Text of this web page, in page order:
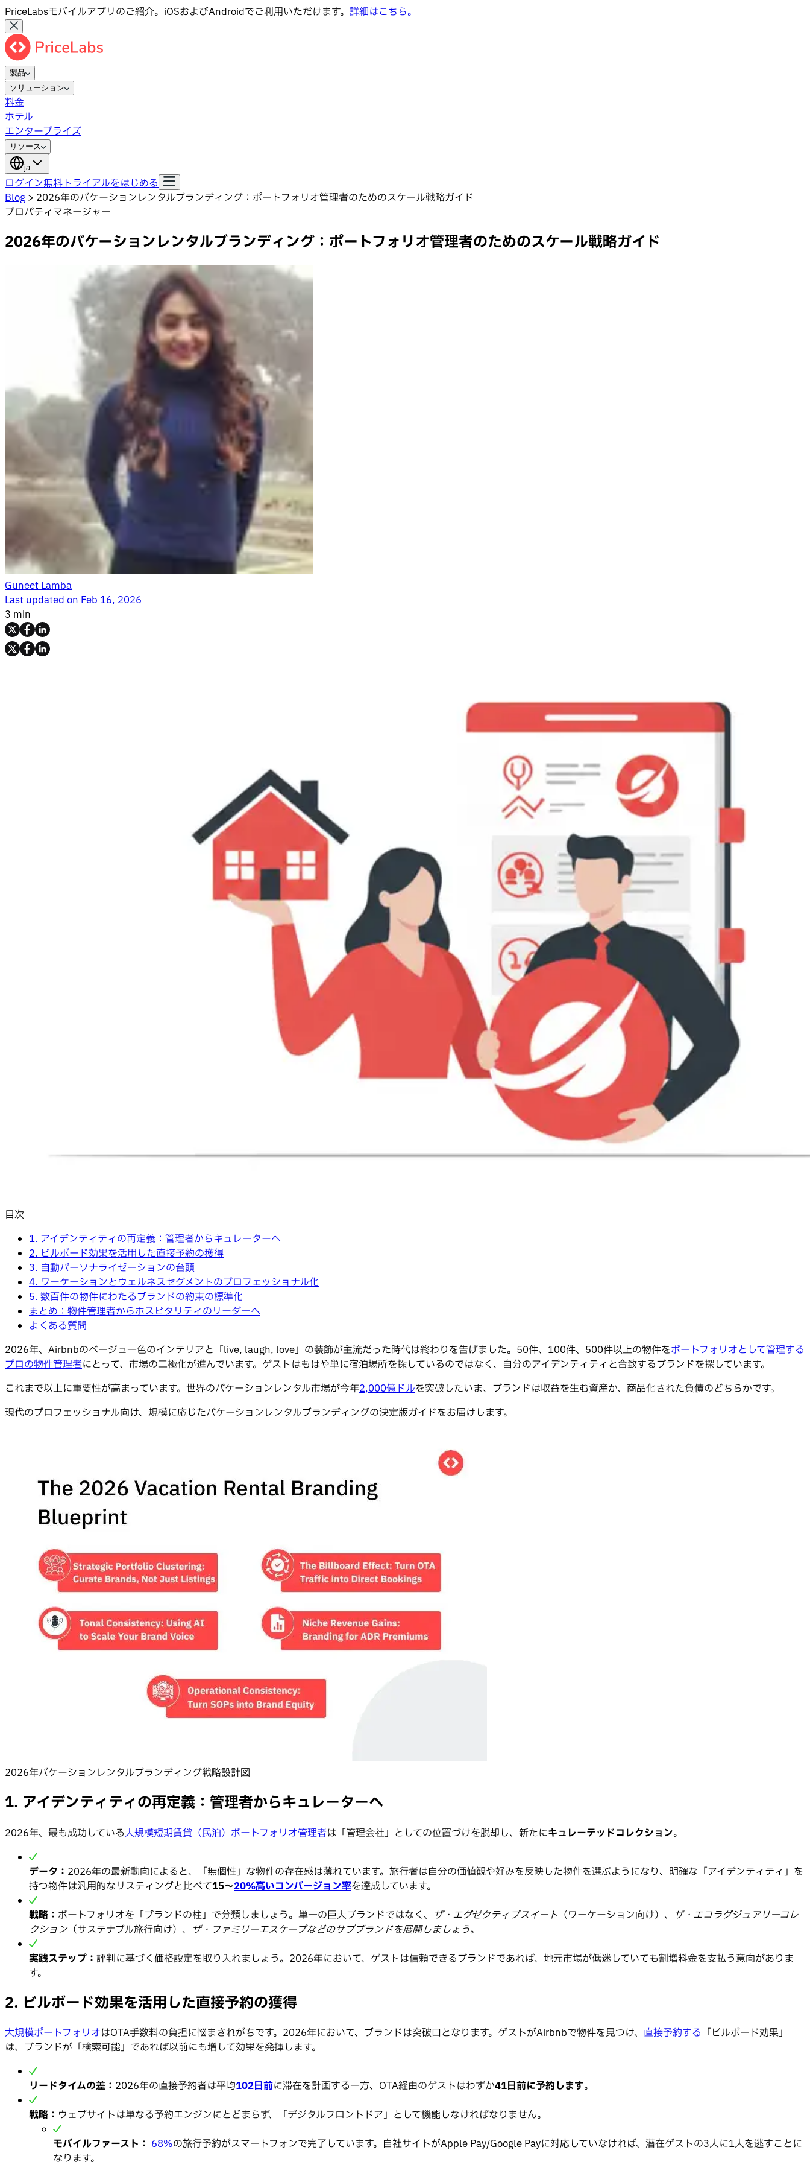
PriceLabsモバイルアプリのご紹介。iOSおよびAndroidでご利用いただけます。 詳細はこちら。
製品
ソリューション
料金
ホテル
エンタープライズ
リソース
ja
ログイン無料トライアルをはじめる
Blog > 2026年のバケーションレンタルブランディング：ポートフォリオ管理者のためのスケール戦略ガイド
プロパティマネージャー
2026年のバケーションレンタルブランディング：ポートフォリオ管理者のためのスケール戦略ガイド
Guneet Lamba
Last updated onFeb 16, 2026
3 min
目次
1. アイデンティティの再定義：管理者からキュレーターへ
2. ビルボード効果を活用した直接予約の獲得
3. 自動パーソナライゼーションの台頭
4. ワーケーションとウェルネスセグメントのプロフェッショナル化
5. 数百件の物件にわたるブランドの約束の標準化
まとめ：物件管理者からホスピタリティのリーダーへ
よくある質問
2026年、Airbnbのベージュ一色のインテリアと「live, laugh, love」の装飾が主流だった時代は終わりを告げました。50件、100件、500件以上の物件をポートフォリオとして管理する
プロの物件管理者にとって、市場の二極化が進んでいます。ゲストはもはや単に宿泊場所を探しているのではなく、自分のアイデンティティと合致するブランドを探しています。
これまで以上に重要性が高まっています。世界のバケーションレンタル市場が今年2,000億ドルを突破したいま、ブランドは収益を生む資産か、商品化された負債のどちらかです。
現代のプロフェッショナル向け、規模に応じたバケーションレンタルブランディングの決定版ガイドをお届けします。
2026年バケーションレンタルブランディング戦略設計図
1. アイデンティティの再定義：管理者からキュレーターへ
2026年、最も成功している大規模短期賃貸（民泊）ポートフォリオ管理者は「管理会社」としての位置づけを脱却し、新たにキュレーテッドコレクション。
データ： 2026年の最新動向によると、「無個性」な物件の存在感は薄れています。旅行者は自分の価値観や好みを反映した物件を選ぶようになり、明確な「アイデンティティ」を
持つ物件は汎用的なリスティングと比べて15〜20%高いコンバージョン率を達成しています。
戦略： ポートフォリオを「ブランドの柱」で分類しましょう。単一の巨大ブランドではなく、 ザ・エグゼクティブスイート （ワーケーション向け）、 ザ・エコラグジュアリーコレ
クション（サステナブル旅行向け）、 ザ・ファミリーエスケープなどのサブブランドを展開しましょう。
実践ステップ： 評判に基づく価格設定を取り入れましょう。2026年において、ゲストは信頼できるブランドであれば、地元市場が低迷していても割増料金を支払う意向がありま
す。
2. ビルボード効果を活用した直接予約の獲得
大規模ポートフォリオはOTA手数料の負担に悩まされがちです。2026年において、ブランドは突破口となります。ゲストがAirbnbで物件を見つけ、 直接予約する 「ビルボード効果」
は、ブランドが「検索可能」であれば以前にも増して効果を発揮します。
リードタイムの差： 2026年の直接予約者は平均102日前に滞在を計画する一方、OTA経由のゲストはわずか41日前に予約します。
戦略： ウェブサイトは単なる予約エンジンにとどまらず、「デジタルフロントドア」として機能しなければなりません。
モバイルファースト： 68%の旅行予約がスマートフォンで完了しています。自社サイトがApple Pay/Google Payに対応していなければ、潜在ゲストの3人に1人を逃すことに
なります。